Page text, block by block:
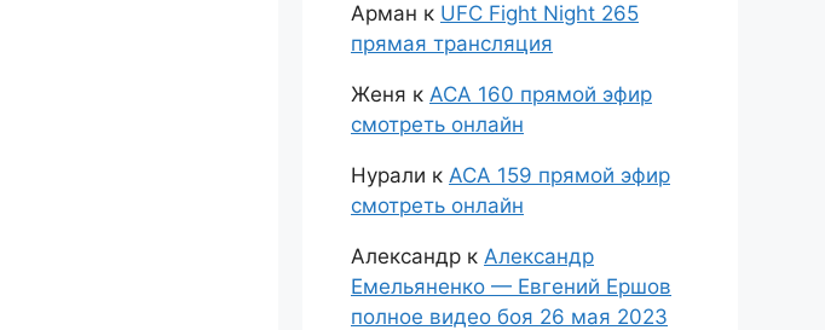
Арман к UFC Fight Night 265
прямая трансляция
Женя к АСА 160 прямой эфир
смотреть онлайн
Нурали к АСА 159 прямой эфир
смотреть онлайн
Александр к Александр
Емельяненко — Евгений Ершов
полное видео боя 26 мая 2023